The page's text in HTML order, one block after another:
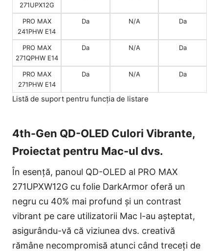
271UPX12G
PRO MAX
241PHW E14
Da N/A Da
PRO MAX
271QPHW E14
Da N/A Da
PRO MAX
271PHW E14
Da N/A Da
Listă de suport pentru funcția de listare
4th-Gen QD-OLED Culori Vibrante,
Proiectat pentru Mac-ul dvs.
În esență, panoul QD-OLED al PRO MAX
271UPXW12G cu folie DarkArmor oferă un
negru cu 40% mai profund și un contrast
vibrant pe care utilizatorii Mac l-au așteptat,
asigurându-vă că viziunea dvs. creativă
rămâne necompromisă atunci când treceți de